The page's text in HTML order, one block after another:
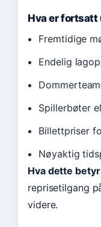
Hva er fortsatt
Fremtidige
Endelig
Spillerbøter
Billettpriser
Nøyaktig
Hva dette
reprisetilgang
videre.